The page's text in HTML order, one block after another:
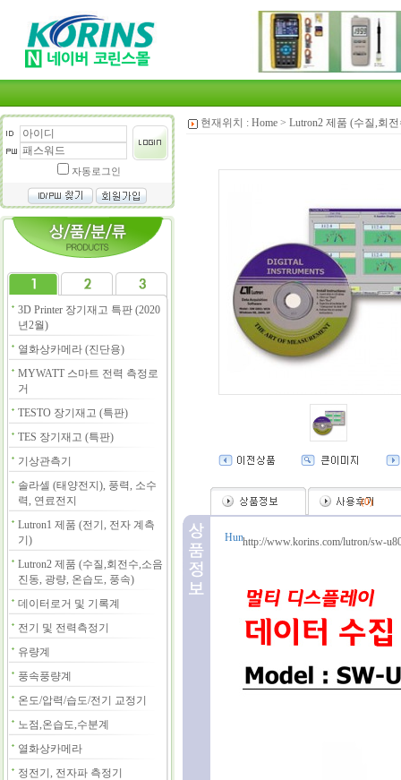
자동로그인
3D Printer 장기재고 특판 (2020
년2월)
열화상카메라 (진단용)
MYWATT 스마트 전력 측정로
거
TESTO 장기재고 (특판)
TES 장기재고 (특판)
기상관측기
솔라셀 (태양전지), 풍력, 소수
력, 연료전지
Lutron1 제품 (전기, 전자 계측
기)
Lutron2 제품 (수질,회전수,소음
진동, 광량, 온습도, 풍속)
데이터로거 및 기록계
전기 및 전력측정기
유량계
풍속풍량계
온도/압력/습도/전기 교정기
노점,온습도,수분계
열화상카메라
정전기, 전자파 측정기
현재위치 : Home > Lutron2 제품 (수질,회
(0)
http://www.korins.com/lutron/sw-